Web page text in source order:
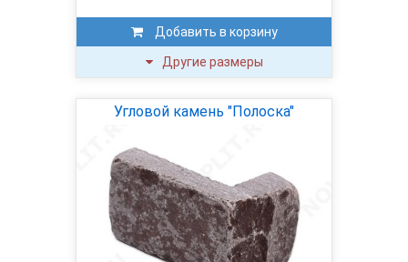
Добавить в корзину
Другие размеры
Угловой камень "Полоска"